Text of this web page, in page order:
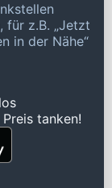
für z.B. „Jetzt
in der Nähe“
tanken!